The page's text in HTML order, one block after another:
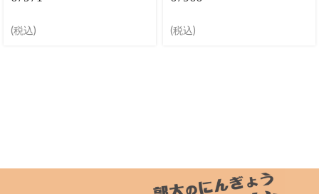
(税込) (税込)